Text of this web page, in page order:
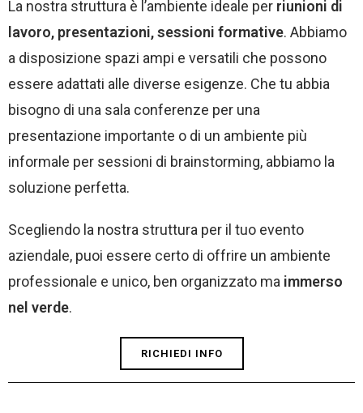
La nostra struttura è l’ambiente ideale per riunioni di
lavoro, presentazioni, sessioni formative. Abbiamo
a disposizione spazi ampi e versatili che possono
essere adattati alle diverse esigenze. Che tu abbia
bisogno di una sala conferenze per una
presentazione importante o di un ambiente più
informale per sessioni di brainstorming, abbiamo la
soluzione perfetta.
Scegliendo la nostra struttura per il tuo evento
aziendale, puoi essere certo di offrire un ambiente
professionale e unico, ben organizzato ma immerso
nel verde.
RICHIEDI INFO